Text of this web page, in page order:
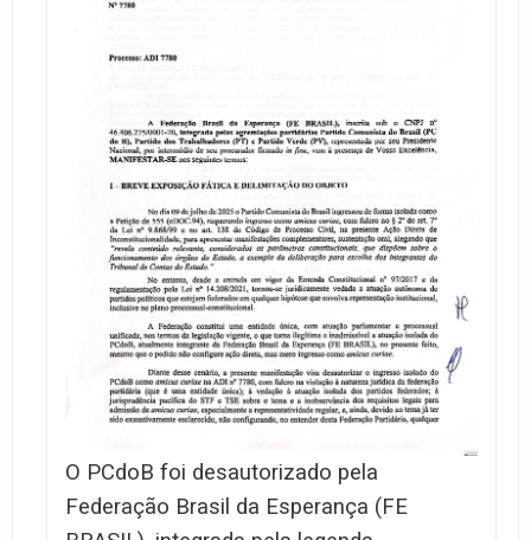
O PCdoB foi desautorizado pela
Federação Brasil da Esperança (FE